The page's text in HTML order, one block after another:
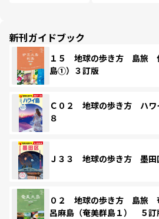
新刊ガイドブック
１５ 地球の歩き方 島旅
島①）３訂版
Ｃ０２ 地球の歩き方 ハワ
８
Ｊ３３ 地球の歩き方 墨田
０２ 地球の歩き方 島旅
呂麻島（奄美群島１） ５訂